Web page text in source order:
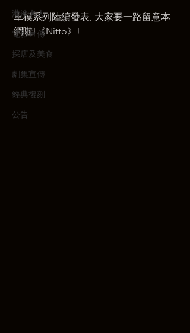
港澳名人
電影宣傳
探店及美食
劇集宣傳
經典復刻
公告
車模系列陸續發表, 大家要一路留意本
網啦!《Nitto》!